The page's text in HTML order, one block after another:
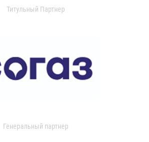
Титульный Партнер
Генеральный партнер